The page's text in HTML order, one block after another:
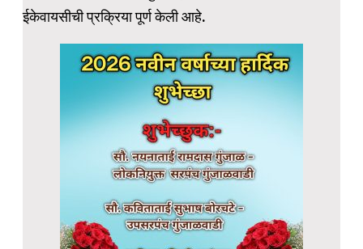
ईकेवायसीची प्रक्रिया पूर्ण केली आहे.